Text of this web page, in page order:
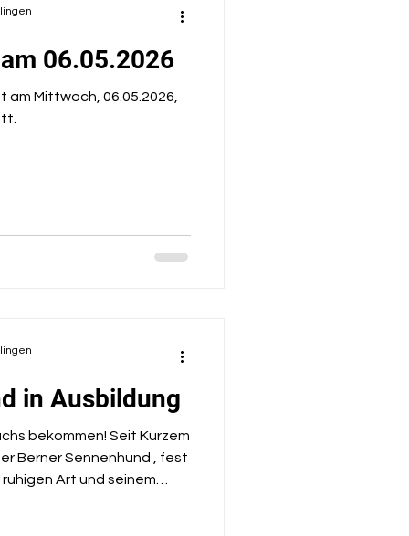
und
06.05.2026
Mittwoch, 06.05.2026,
in Ausbildung
bekommen! Seit Kurzem
Art und seinem